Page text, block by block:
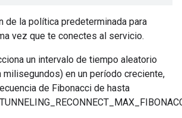
de la política predeterminada para
vez que te conectes al servicio.
un intervalo de tiempo aleatorio
milisegundos) en un período creciente,
de Fibonacci de hasta